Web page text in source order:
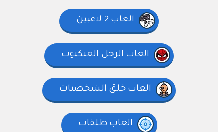
العاب 2 لاعبين
العاب الرجل العنكبوت
العاب خلق الشخصيات
العاب طلقات